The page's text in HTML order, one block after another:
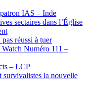
IAS – Inde
sectaires dans l’Église
réussi à tuer
Numéro 111 –
– LCP
survivalistes la nouvelle